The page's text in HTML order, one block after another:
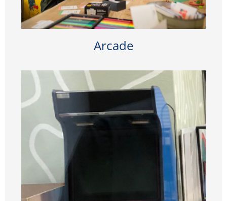
Arcade